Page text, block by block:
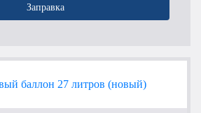
Заправка